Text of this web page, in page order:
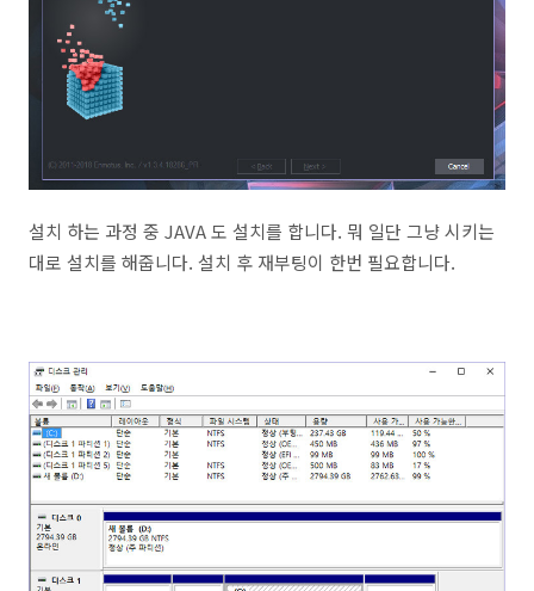
설치 하는 과정 중 JAVA 도 설치를 합니다. 뭐 일단 그냥 시키는
대로 설치를 해줍니다. 설치 후 재부팅이 한번 필요합니다.